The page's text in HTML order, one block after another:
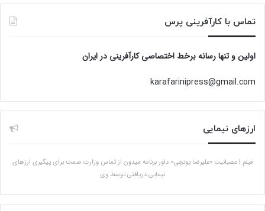
تماس با کارآفرینی پرس
اولین و تنها رسانه برخط اختصاصی کارآفرینی در ایران
karafarinipress@gmail.com
ارزهای نیمایی
فیلم | عصبانیت «علیرضا یونچی» داور برنامه میدون از تماس وزارت صمت برای پیگیری ارزهای
نیمایی دریافتی توسط وی